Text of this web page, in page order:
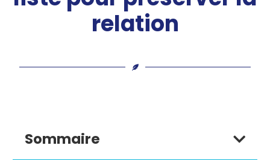
relation
Sommaire